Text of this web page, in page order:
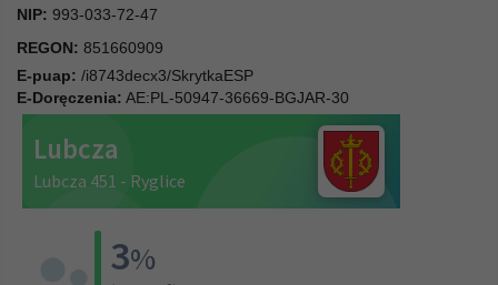
NIP: 993-033-72-47
REGON: 851660909
E-puap: /i8743decx3/SkrytkaESP
E-Doręczenia: AE:PL-50947-36669-BGJAR-30